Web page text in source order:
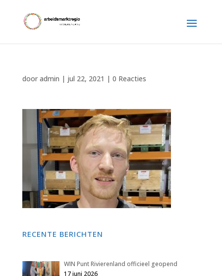
door admin | jul 22, 2021 | 0 Reacties
RECENTE BERICHTEN
WIN Punt Rivierenland officieel geopend
17 juni 2026